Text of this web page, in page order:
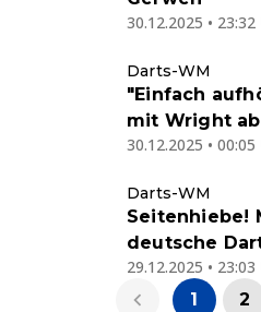
30.12.2025 • 23:32
Darts-WM
"Einfach
mit Wright ab
30.12.2025 • 00:05
Darts-WM
Seitenhiebe!
deutsche
29.12.2025 • 23:03
1
2